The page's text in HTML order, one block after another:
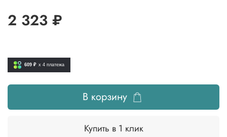
2 323 ₽
609 ₽ x 4 платежа
В корзину
Купить в 1 клик